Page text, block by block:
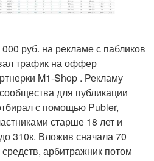
руб. на рекламе с пабликов
трафик на оффер
M1-Shop . Рекламу
для публикации
с помощью Publer,
старше 18 лет и
310к. Вложив сначала 70
арбитражник потом